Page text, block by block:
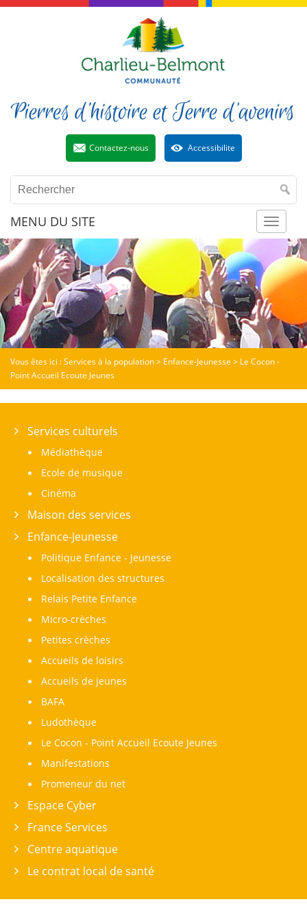
Contactez-nous Accessibilite
MENU DU SITE
Vous êtes ici :Services à la population> Enfance-Jeunesse > Le Cocon -
Point Accueil Ecoute Jeunes
Services culturels
Médiathèque
Ecole de musique
Cinéma
Maison des services
Enfance-Jeunesse
Politique Enfance - Jeunesse
Localisation des structures
Relais Petite Enfance
Micro-crèches
Petites crèches
Accueils de loisirs
Accueils de jeunes
BAFA
Ludothèque
Le Cocon - Point Accueil Ecoute Jeunes
Manifestations
Promeneur du net
Espace Cyber
France Services
Centre aquatique
Le contrat local de santé